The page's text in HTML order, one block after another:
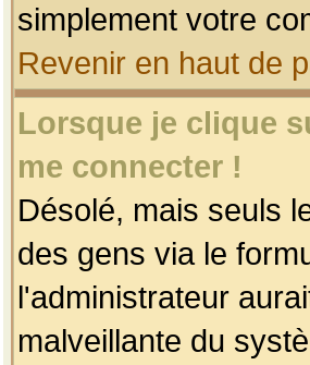
simplement votre
Revenir en haut de
Lorsque je clique
me connecter !
Désolé, mais seuls
des gens via le
l'administrateur
malveillante du